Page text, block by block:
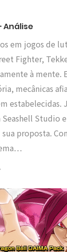
Análise
em jogos de
Fighter,
à mente.
mecânicas
estabelecidas.
Studio
proposta.